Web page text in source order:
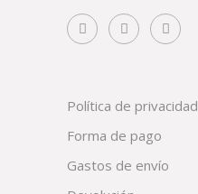
Política de privacidad
Forma de pago
Gastos de envío